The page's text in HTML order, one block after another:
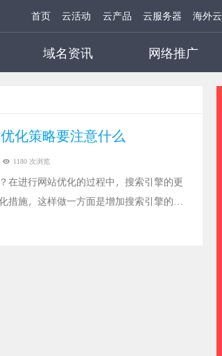
首页 云活动 云产品 云服务器 海外云
域名资讯 网络推广
化策略要注意什么
1180 次浏览
在进行网站优化的过程中，搜索引擎的更
措施，这样做一方面是增加搜索引擎的好